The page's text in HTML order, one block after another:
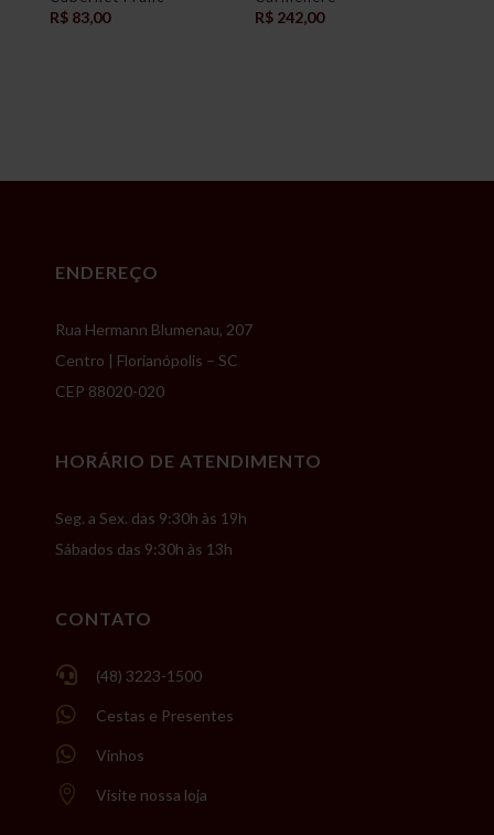
R$83,00 R$ 242,00
ENDEREÇO
Rua Hermann Blumenau, 207
Centro | Florianópolis – SC
CEP 88020-020
HORÁRIO DE ATENDIMENTO
Seg. a Sex. das 9:30h às 19h
Sábados das 9:30h às 13h
CONTATO
 (48) 3223-1500
 Cestas e Presentes
 Vinhos
 Visite nossa loja